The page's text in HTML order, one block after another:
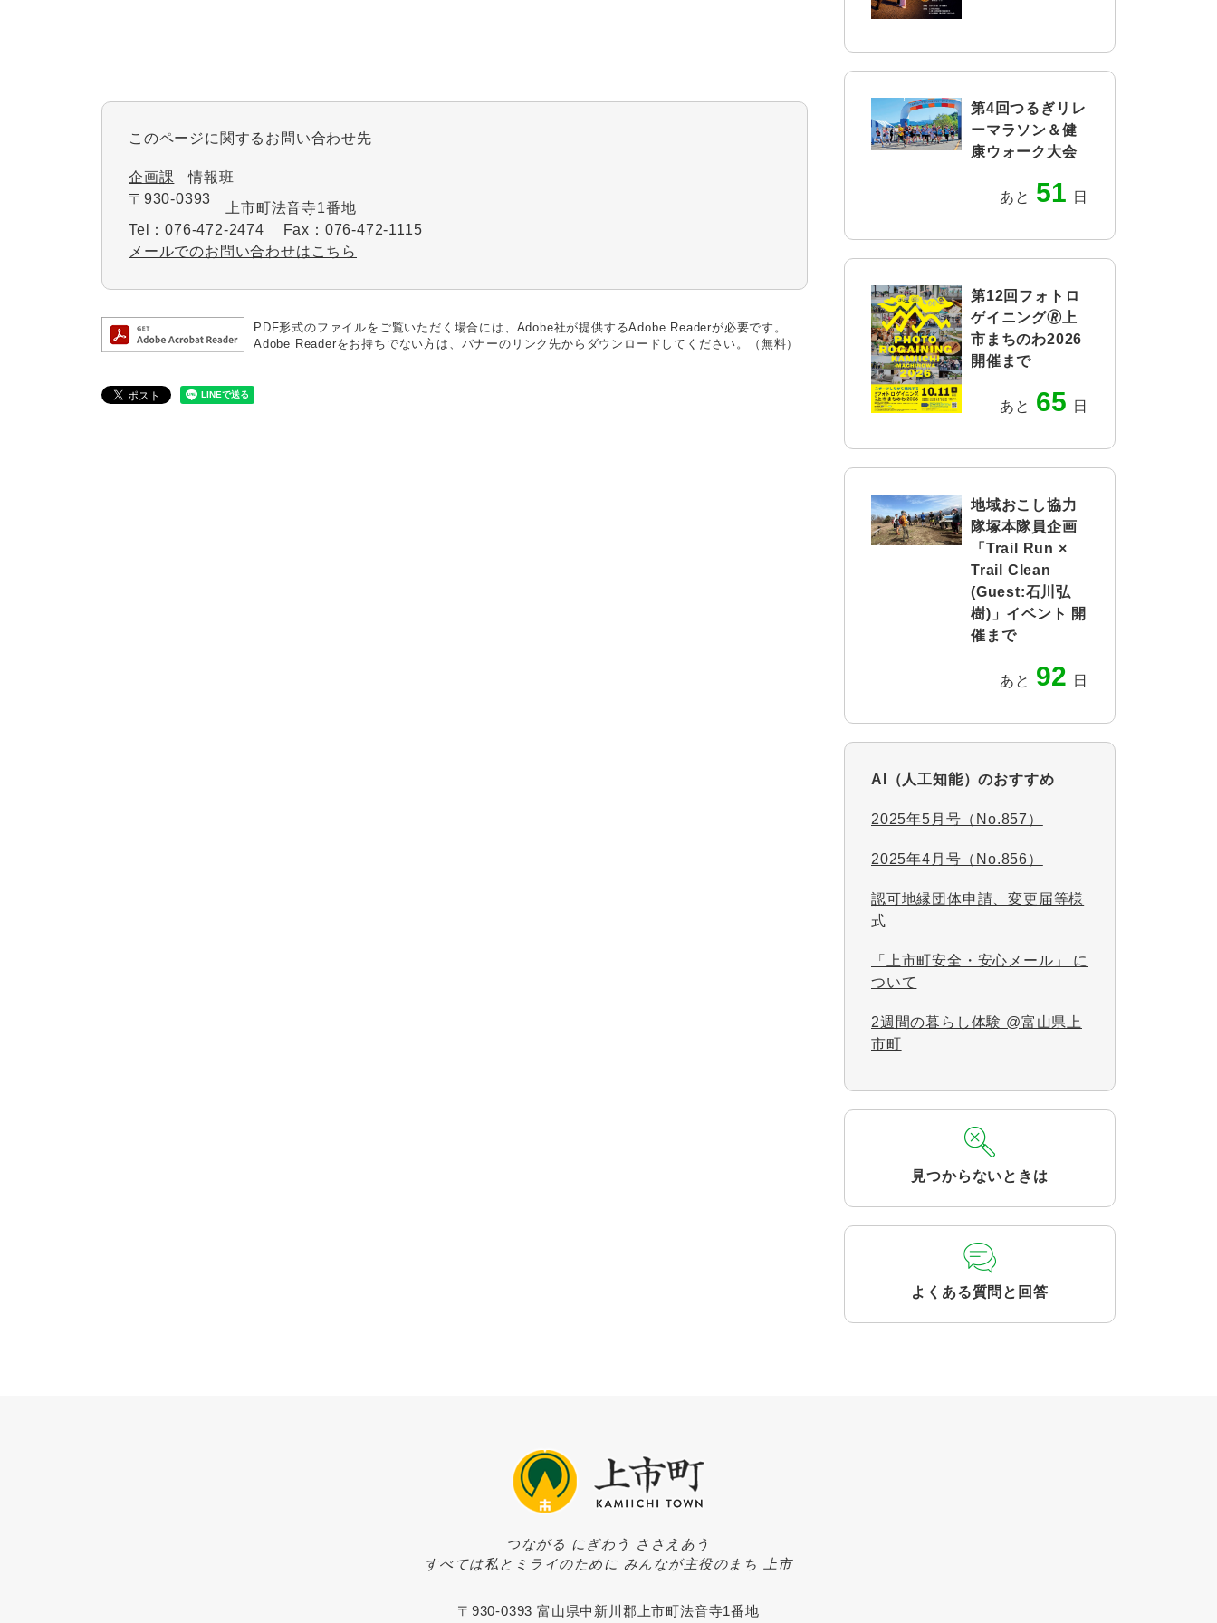
このページに関するお問い合わせ先
企画課
情報班
〒930-0393
上市町法音寺1番地
Tel：076-472-2474
Fax：076-472-1115
メールでのお問い合わせはこちら
PDF形式のファイルをご覧いただく場合には、Adobe社が提供するAdobe Readerが必要です。
Adobe Readerをお持ちでない方は、バナーのリンク先からダウンロードしてください。（無料）
第4回つるぎリレ
ーマラソン＆健
康ウォーク大会
あと 51 日
第12回フォトロ
ゲイニング🄬上
市まちのわ2026
開催まで
あと 65 日
地域おこし協力
隊塚本隊員企画
「Trail Run ×
Trail Clean
(Guest:石川弘
樹)」イベント 開
催まで
あと 92 日
AI（人工知能）のおすすめ
2025年5月号（No.857）
2025年4月号（No.856）
認可地縁団体申請、変更届等様
式
「上市町安全・安心メール」 に
ついて
2週間の暮らし体験 @富山県上
市町
見つからないときは
よくある質問と回答
つながる にぎわう ささえあう
すべては私とミライのために みんなが主役のまち 上市
〒930-0393 富山県中新川郡上市町法音寺1番地